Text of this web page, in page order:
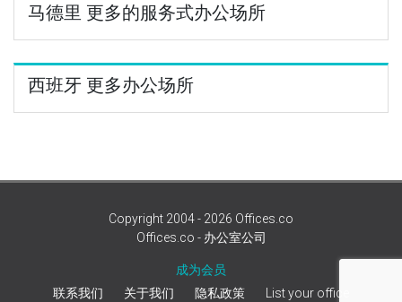
马德里 更多的服务式办公场所
西班牙 更多办公场所
Copyright 2004 - 2026 Offices.co
Offices.co - 办公室公司
成为会员
联系我们
关于我们 隐私政策 List your office